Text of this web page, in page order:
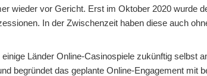
wieder vor Gericht. Erst im Oktober 2020 wurde
In der Zwischenzeit haben diese auch
Länder Online-Casinospiele zukünftig selbst
begründet das geplante Online-Engagement mit